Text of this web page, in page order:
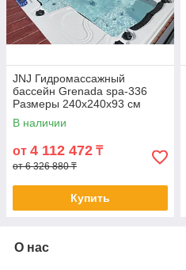
JNJ Гидромассажный
бассейн Grenada spa-336
Размеры 240x240x93 см
В наличии
от 4 112 472 ₸
от 6 326 880 ₸
Купить
О нас